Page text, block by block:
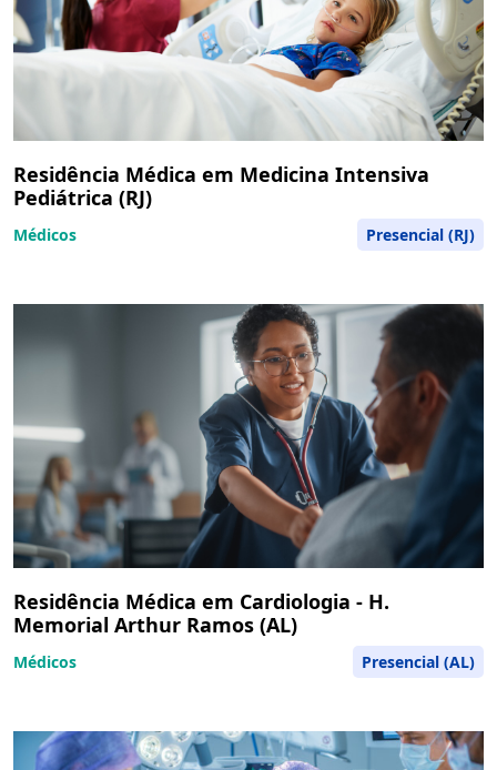
Residência Médica em Medicina Intensiva
Pediátrica (RJ)
Médicos Presencial (RJ)
Residência Médica em Cardiologia - H.
Memorial Arthur Ramos (AL)
Médicos Presencial (AL)